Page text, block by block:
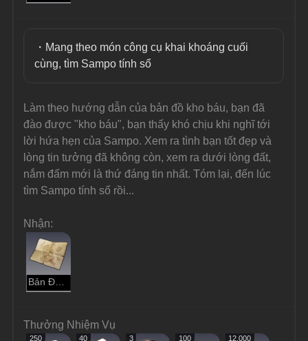
・Mang theo món công cụ khai khoáng cuối
cùng, tìm Sampo tính sổ
Làm theo hướng dẫn của bản đồ kho báu, bạn đã
đào được "kho báu", bạn thấy khó chịu khi nghĩ tới
lời hứa hẹn của Sampo. Xem ra tình bạn tốt đẹp và
lòng tin tưởng đã không còn, xem ra dưới lòng đất,
nắm đấm mới là thứ đáng tin nhất. Tóm lại, đến lúc
tìm Sampo tính sổ rồi...
Nhận:
Bản Đồ Kho Báu Thật
Thưởng Nhiệm Vụ
250 40 3 100 12.000